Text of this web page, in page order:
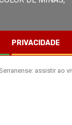
PRIVACIDADE
assistir ao